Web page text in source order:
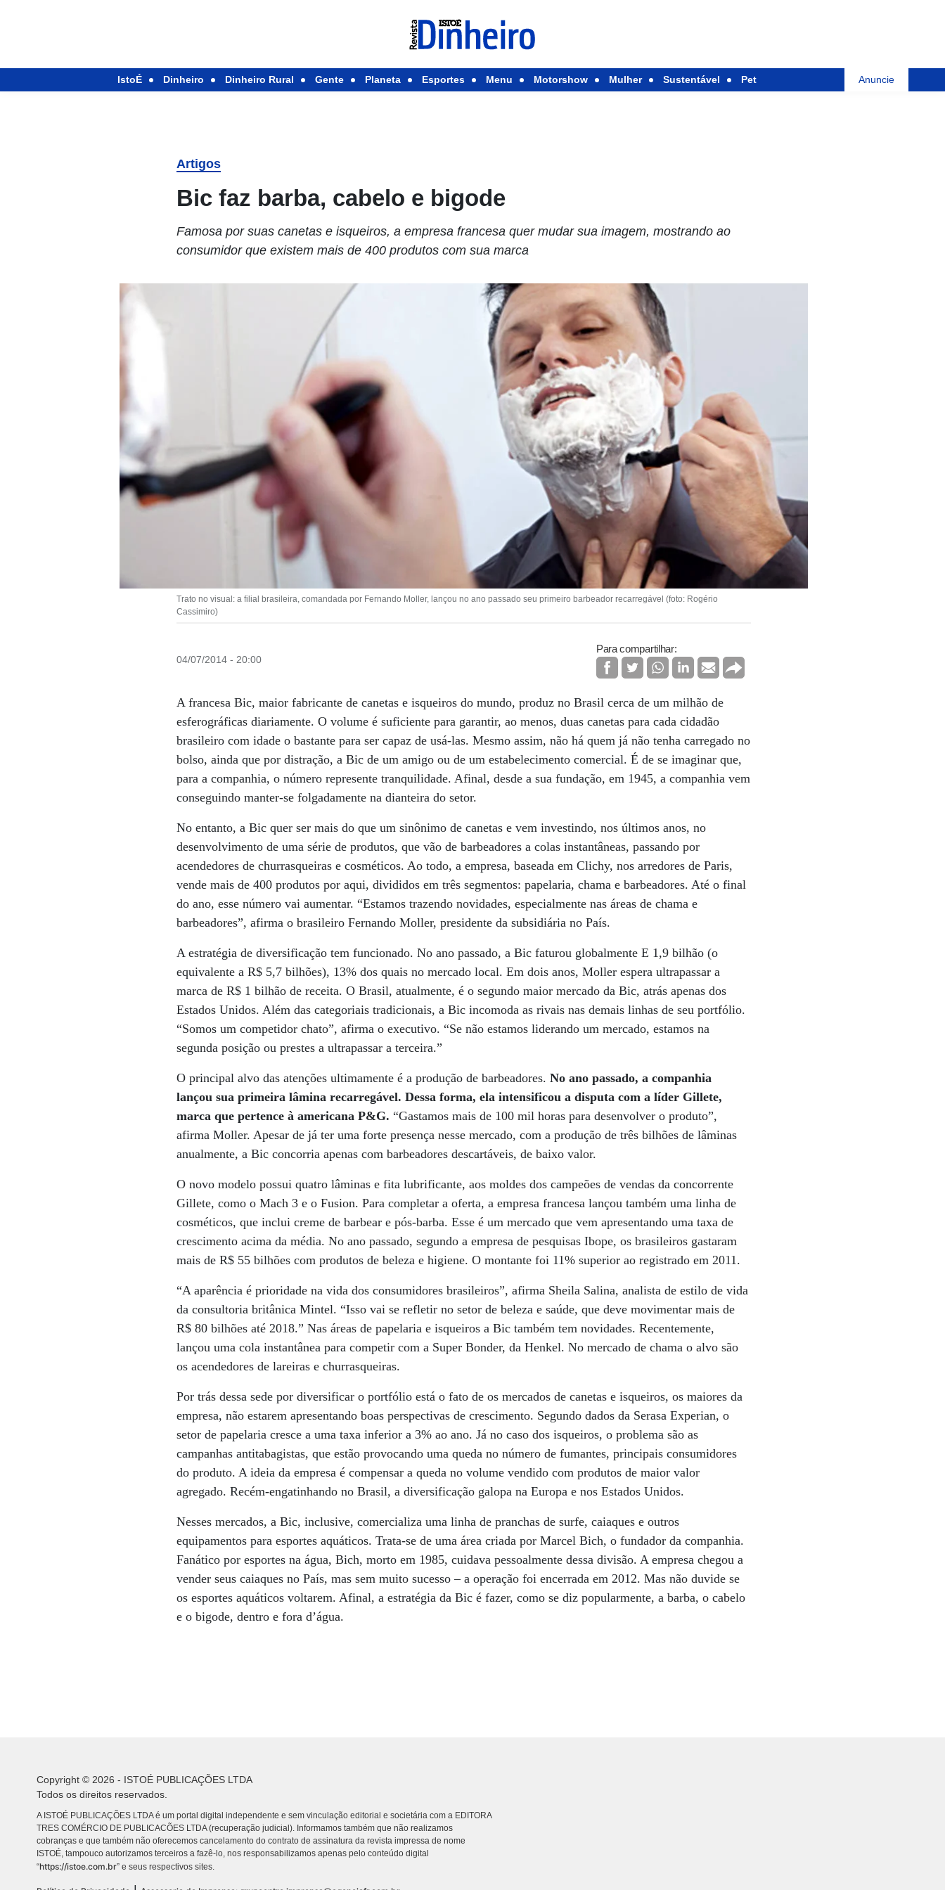
IstoÉ Dinheiro Dinheiro Rural Gente Planeta Esportes Menu Motorshow Mulher Sustentável Pet Anuncie
Artigos
Bic faz barba, cabelo e bigode
Famosa por suas canetas e isqueiros, a empresa francesa quer mudar sua imagem, mostrando ao
consumidor que existem mais de 400 produtos com sua marca
Trato no visual: a filial brasileira, comandada por Fernando Moller, lançou no ano passado seu primeiro barbeador recarregável (foto: Rogério
Cassimiro)
04/07/2014 - 20:00
Para compartilhar:
A francesa Bic, maior fabricante de canetas e isqueiros do mundo, produz no Brasil cerca de um milhão de
esferográficas diariamente. O volume é suficiente para garantir, ao menos, duas canetas para cada cidadão
brasileiro com idade o bastante para ser capaz de usá-las. Mesmo assim, não há quem já não tenha carregado no
bolso, ainda que por distração, a Bic de um amigo ou de um estabelecimento comercial. É de se imaginar que,
para a companhia, o número represente tranquilidade. Afinal, desde a sua fundação, em 1945, a companhia vem
conseguindo manter-se folgadamente na dianteira do setor.
No entanto, a Bic quer ser mais do que um sinônimo de canetas e vem investindo, nos últimos anos, no
desenvolvimento de uma série de produtos, que vão de barbeadores a colas instantâneas, passando por
acendedores de churrasqueiras e cosméticos. Ao todo, a empresa, baseada em Clichy, nos arredores de Paris,
vende mais de 400 produtos por aqui, divididos em três segmentos: papelaria, chama e barbeadores. Até o final
do ano, esse número vai aumentar. “Estamos trazendo novidades, especialmente nas áreas de chama e
barbeadores”, afirma o brasileiro Fernando Moller, presidente da subsidiária no País.
A estratégia de diversificação tem funcionado. No ano passado, a Bic faturou globalmente E 1,9 bilhão (o
equivalente a R$ 5,7 bilhões), 13% dos quais no mercado local. Em dois anos, Moller espera ultrapassar a
marca de R$ 1 bilhão de receita. O Brasil, atualmente, é o segundo maior mercado da Bic, atrás apenas dos
Estados Unidos. Além das categoriais tradicionais, a Bic incomoda as rivais nas demais linhas de seu portfólio.
“Somos um competidor chato”, afirma o executivo. “Se não estamos liderando um mercado, estamos na
segunda posição ou prestes a ultrapassar a terceira.”
O principal alvo das atenções ultimamente é a produção de barbeadores.No ano passado, a companhia
lançou sua primeira lâmina recarregável. Dessa forma, ela intensificou a disputa com a líder Gillete,
marca que pertence à americana P&G. “Gastamos mais de 100 mil horas para desenvolver o produto”,
afirma Moller. Apesar de já ter uma forte presença nesse mercado, com a produção de três bilhões de lâminas
anualmente, a Bic concorria apenas com barbeadores descartáveis, de baixo valor.
O novo modelo possui quatro lâminas e fita lubrificante, aos moldes dos campeões de vendas da concorrente
Gillete, como o Mach 3 e o Fusion. Para completar a oferta, a empresa francesa lançou também uma linha de
cosméticos, que inclui creme de barbear e pós-barba. Esse é um mercado que vem apresentando uma taxa de
crescimento acima da média. No ano passado, segundo a empresa de pesquisas Ibope, os brasileiros gastaram
mais de R$ 55 bilhões com produtos de beleza e higiene. O montante foi 11% superior ao registrado em 2011.
“A aparência é prioridade na vida dos consumidores brasileiros”, afirma Sheila Salina, analista de estilo de vida
da consultoria britânica Mintel. “Isso vai se refletir no setor de beleza e saúde, que deve movimentar mais de
R$ 80 bilhões até 2018.” Nas áreas de papelaria e isqueiros a Bic também tem novidades. Recentemente,
lançou uma cola instantânea para competir com a Super Bonder, da Henkel. No mercado de chama o alvo são
os acendedores de lareiras e churrasqueiras.
Por trás dessa sede por diversificar o portfólio está o fato de os mercados de canetas e isqueiros, os maiores da
empresa, não estarem apresentando boas perspectivas de crescimento. Segundo dados da Serasa Experian, o
setor de papelaria cresce a uma taxa inferior a 3% ao ano. Já no caso dos isqueiros, o problema são as
campanhas antitabagistas, que estão provocando uma queda no número de fumantes, principais consumidores
do produto. A ideia da empresa é compensar a queda no volume vendido com produtos de maior valor
agregado. Recém-engatinhando no Brasil, a diversificação galopa na Europa e nos Estados Unidos.
Nesses mercados, a Bic, inclusive, comercializa uma linha de pranchas de surfe, caiaques e outros
equipamentos para esportes aquáticos. Trata-se de uma área criada por Marcel Bich, o fundador da companhia.
Fanático por esportes na água, Bich, morto em 1985, cuidava pessoalmente dessa divisão. A empresa chegou a
vender seus caiaques no País, mas sem muito sucesso – a operação foi encerrada em 2012. Mas não duvide se
os esportes aquáticos voltarem. Afinal, a estratégia da Bic é fazer, como se diz popularmente, a barba, o cabelo
e o bigode, dentro e fora d’água.
Copyright © 2026 - ISTOÉ PUBLICAÇÕES LTDA
Todos os direitos reservados.
A ISTOÉ PUBLICAÇÕES LTDA é um portal digital independente e sem vinculação editorial e societária com a EDITORA
TRES COMÉRCIO DE PUBLICACÕES LTDA (recuperação judicial). Informamos também que não realizamos
cobranças e que também não oferecemos cancelamento do contrato de assinatura da revista impressa de nome
ISTOÉ, tampouco autorizamos terceiros a fazê-lo, nos responsabilizamos apenas pelo conteúdo digital
“https://istoe.com.br” e seus respectivos sites.